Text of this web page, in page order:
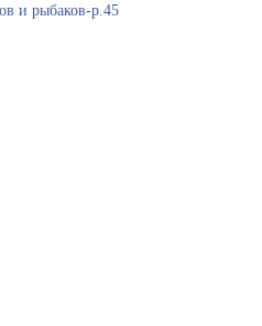
и рыбаков-р.45